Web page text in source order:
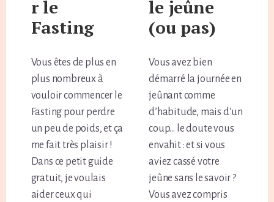
r le
Fasting
Vous êtes de plus en
plus nombreux à
vouloir commencer le
Fasting pour perdre
un peu de poids, et ça
me fait très plaisir !
Dans ce petit guide
gratuit, je voulais
aider ceux qui
le jeûne
(ou pas)
Vous avez bien
démarré la journée en
jeûnant comme
d’habitude, mais d’un
coup… le doute vous
envahit : et si vous
aviez cassé votre
jeûne sans le savoir ?
Vous avez compris